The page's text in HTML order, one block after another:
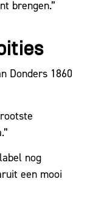
brengen.”
Donders 1860
nog
een mooi